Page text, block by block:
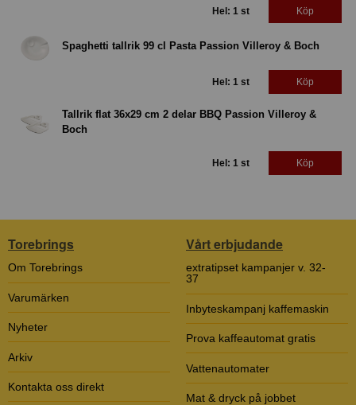
Hel: 1 st Köp
Spaghetti tallrik 99 cl Pasta Passion Villeroy & Boch
Hel: 1 st Köp
Tallrik flat 36x29 cm 2 delar BBQ Passion Villeroy &
Boch
Hel: 1 st Köp
Torebrings
Om Torebrings
Varumärken
Nyheter
Arkiv
Kontakta oss direkt
Vårt erbjudande
extratipset kampanjer v. 32-
37
Inbyteskampanj kaffemaskin
Prova kaffeautomat gratis
Vattenautomater
Mat & dryck på jobbet